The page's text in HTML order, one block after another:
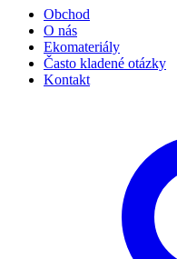
Obchod
O nás
Ekomateriály
Často kladené otázky
Kontakt